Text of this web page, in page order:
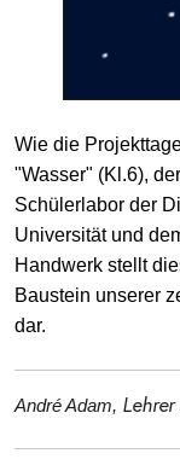
Wie die
"Wasser" (Kl.6),
Schülerlabor der
Universität und
Handwerk stellt
Baustein unserer
dar.
André Adam,